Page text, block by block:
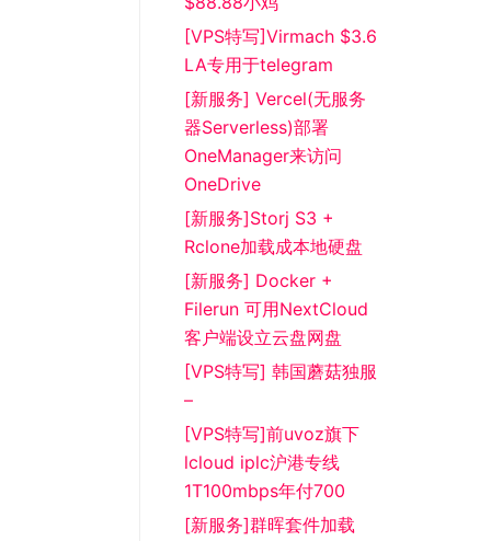
[VPS特写]Virmach $3.6
LA专用于telegram
[新服务] Vercel(无服务
器Serverless)部署
OneManager来访问
OneDrive
[新服务]Storj S3 +
Rclone加载成本地硬盘
[新服务] Docker +
Filerun 可用NextCloud
客户端设立云盘网盘
[VPS特写] 韩国蘑菇独服
–
[VPS特写]前uvoz旗下
lcloud iplc沪港专线
1T100mbps年付700
[新服务]群晖套件加载